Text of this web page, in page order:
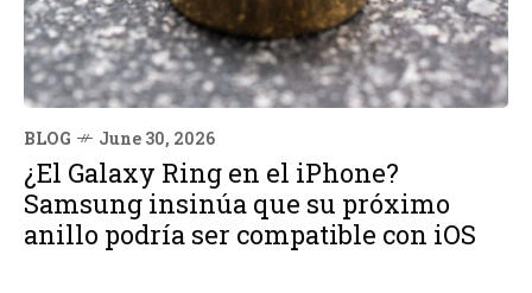
BLOG June 30, 2026
¿El Galaxy Ring en el iPhone?
Samsung insinúa que su próximo
anillo podría ser compatible con iOS